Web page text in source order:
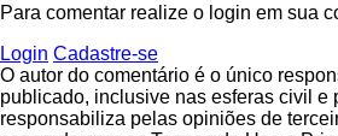
Para comentar realize o login em sua
Login Cadastre-se
O autor do comentário é o único
publicado, inclusive nas esferas civil e
responsabiliza pelas opiniões de